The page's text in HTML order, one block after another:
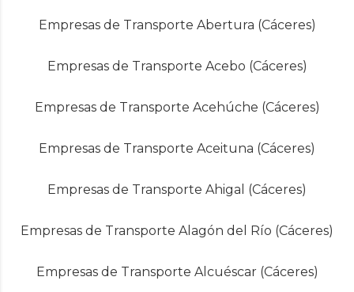
Empresas de Transporte Abertura (Cáceres)
Empresas de Transporte Acebo (Cáceres)
Empresas de Transporte Acehúche (Cáceres)
Empresas de Transporte Aceituna (Cáceres)
Empresas de Transporte Ahigal (Cáceres)
Empresas de Transporte Alagón del Río (Cáceres)
Empresas de Transporte Alcuéscar (Cáceres)